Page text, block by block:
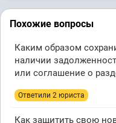
Похожие вопросы
Каким образом
наличии
или соглашение о
Ответили 2 юристa
Как защитить свою